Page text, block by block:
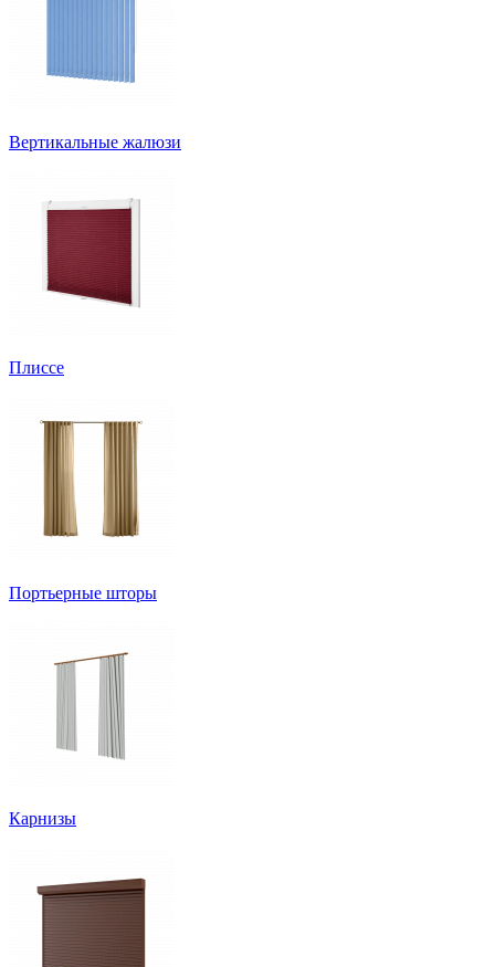
Вертикальные жалюзи
Плиссе
Портьерные шторы
Карнизы